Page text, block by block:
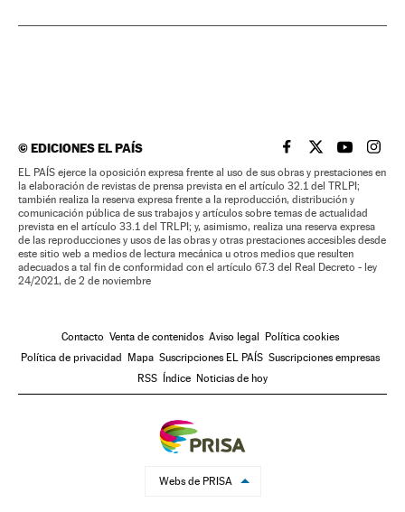
©EDICIONES EL PAÍS EL PAÍS BRASIL EN
EL PAÍSEL PAÍS
EL
EL PAÍS ejerce la oposición expresa frente al uso de sus obras y prestaciones en
la elaboración de revistas de prensa prevista en el artículo 32.1 del TRLPI;
también realiza la reserva expresa frente a la reproducción, distribución y
comunicación pública de sus trabajos y artículos sobre temas de actualidad
prevista en el artículo 33.1 del TRLPI; y, asimismo, realiza una reserva expresa
de las reproducciones y usos de las obras y otras prestaciones accesibles desde
este sitio web a medios de lectura mecánica u otros medios que resulten
adecuados a tal fin de conformidad con el artículo 67.3 del Real Decreto - ley
24/2021, de 2 de noviembre
Contacto Venta de contenidos Aviso legal
Política cookies
Política de privacidad
Mapa Suscripciones EL PAÍS Suscripciones empresas
RSS
Índice Noticias de hoy
Webs de PRISA